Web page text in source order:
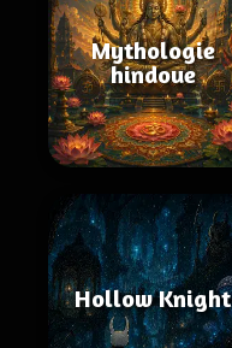
Mythologie
hindoue
Hollow Knight